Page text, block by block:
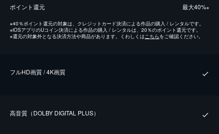
ポイント還元 最⼤40%※
※40％ポイント還元の対象は、クレジットカード決済による作品の購入 / レンタルです。
※iOSアプリのUコイン決済による作品の購入 / レンタルは、20％のポイント還元です。
※還元の対象外となる決済方法や商品があります。くわしくはこちらをご確認ください。
フルHD画質 / 4K画質
⾼⾳質（DOLBY DIGITAL PLUS）